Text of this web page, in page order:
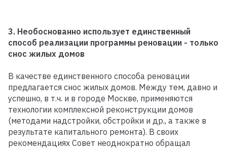
3. Необоснованно использует единственный
способ реализации программы реновации - только
снос жилых домов
В качестве единственного способа реновации
предлагается снос жилых домов. Между тем, давно и
успешно, в т.ч. и в городе Москве, применяются
технологии комплексной реконструкции домов
(методами надстройки, обстройки и др., а также в
результате капитального ремонта). В своих
рекомендациях Совет неоднократно обращал